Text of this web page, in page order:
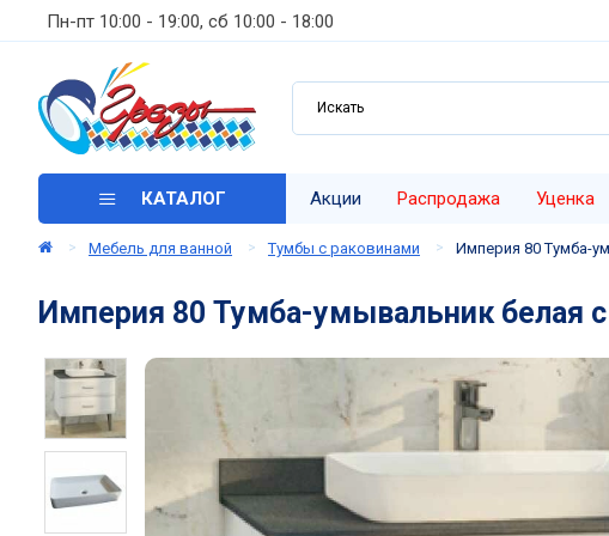
Пн-пт 10:00 - 19:00, сб 10:00 - 18:00
КАТАЛОГ Акции Распродажа Уценка
Мебель для ванной Тумбы с раковинами Империя 80 Тумба-
Империя 80 Тумба-умывальник белая